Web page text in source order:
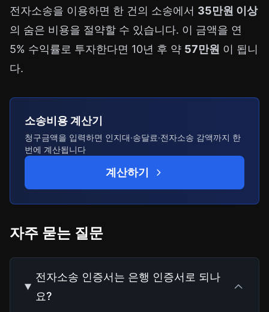
전자소송을 이용하면 한 건의 소송에서 35만원 이상
의 숨은 비용을 절약할 수 있습니다. 이 금액을 연
5% 수익률로 투자한다면 10년 후 약 57만원 이 됩니
다.
소송비용 계산기
청구금액을 입력하면 인지대·송달료·전자소송 감액까지 한
번에 계산됩니다
계산하기
자주 묻는 질문
전자소송 인증서는 은행 인증서로 되나
요?